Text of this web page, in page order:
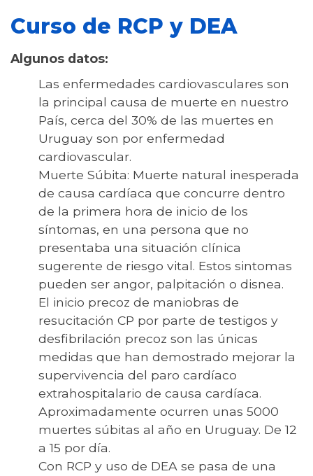
Curso de RCP y DEA
Algunos datos:
Las enfermedades cardiovasculares son
la principal causa de muerte en nuestro
País, cerca del 30% de las muertes en
Uruguay son por enfermedad
cardiovascular.
Muerte Súbita: Muerte natural inesperada
de causa cardíaca que concurre dentro
de la primera hora de inicio de los
síntomas, en una persona que no
presentaba una situación clínica
sugerente de riesgo vital. Estos sintomas
pueden ser angor, palpitación o disnea.
El inicio precoz de maniobras de
resucitación CP por parte de testigos y
desfibrilación precoz son las únicas
medidas que han demostrado mejorar la
supervivencia del paro cardíaco
extrahospitalario de causa cardíaca.
Aproximadamente ocurren unas 5000
muertes súbitas al año en Uruguay. De 12
a 15 por día.
Con RCP y uso de DEA se pasa de una